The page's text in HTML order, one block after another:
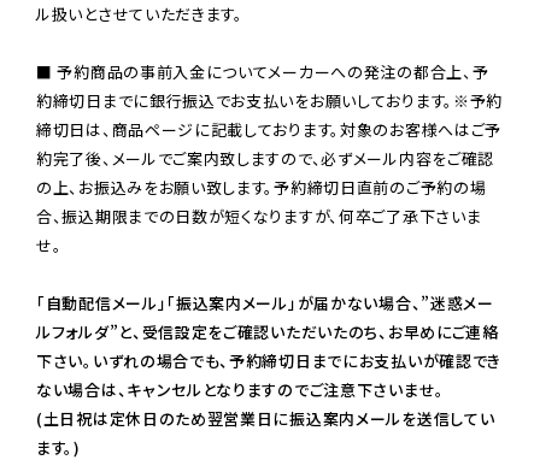
ル扱いとさせていただきます。
■ 予約商品の事前入金についてメーカーへの発注の都合上、予
約締切日までに銀行振込でお支払いをお願いしております。※予約
締切日は、商品ページに記載しております。対象のお客様へはご予
約完了後、メールでご案内致しますので、必ずメール内容をご確認
の上、お振込みをお願い致します。予約締切日直前のご予約の場
合、振込期限までの日数が短くなりますが、何卒ご了承下さいま
せ。
「自動配信メール」「振込案内メール」が届かない場合、”迷惑メー
ルフォルダ”と、受信設定をご確認いただいたのち、お早めにご連絡
下さい。いずれの場合でも、予約締切日までにお支払いが確認でき
ない場合は、キャンセルとなりますのでご注意下さいませ。
(土日祝は定休日のため翌営業日に振込案内メールを送信してい
ます。)